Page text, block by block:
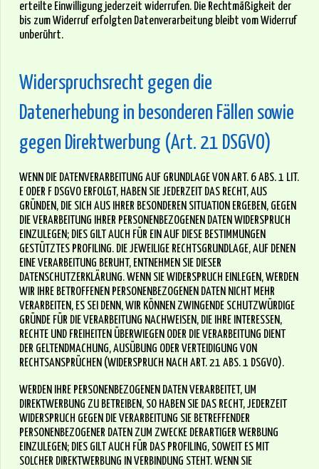
erteilte Einwilligung jederzeit widerrufen. Die Rechtmäßigkeit der
bis zum Widerruf erfolgten Datenverarbeitung bleibt vom Widerruf
unberührt.
Widerspruchsrecht gegen die
Datenerhebung in besonderen Fällen sowie
gegen Direktwerbung (Art. 21 DSGVO)
WENN DIE DATENVERARBEITUNG AUF GRUNDLAGE VON ART. 6 ABS. 1 LIT.
E ODER F DSGVO ERFOLGT, HABEN SIE JEDERZEIT DAS RECHT, AUS
GRÜNDEN, DIE SICH AUS IHRER BESONDEREN SITUATION ERGEBEN, GEGEN
DIE VERARBEITUNG IHRER PERSONENBEZOGENEN DATEN WIDERSPRUCH
EINZULEGEN; DIES GILT AUCH FÜR EIN AUF DIESE BESTIMMUNGEN
GESTÜTZTES PROFILING. DIE JEWEILIGE RECHTSGRUNDLAGE, AUF DENEN
EINE VERARBEITUNG BERUHT, ENTNEHMEN SIE DIESER
DATENSCHUTZERKLÄRUNG. WENN SIE WIDERSPRUCH EINLEGEN, WERDEN
WIR IHRE BETROFFENEN PERSONENBEZOGENEN DATEN NICHT MEHR
VERARBEITEN, ES SEI DENN, WIR KÖNNEN ZWINGENDE SCHUTZWÜRDIGE
GRÜNDE FÜR DIE VERARBEITUNG NACHWEISEN, DIE IHRE INTERESSEN,
RECHTE UND FREIHEITEN ÜBERWIEGEN ODER DIE VERARBEITUNG DIENT
DER GELTENDMACHUNG, AUSÜBUNG ODER VERTEIDIGUNG VON
RECHTSANSPRÜCHEN (WIDERSPRUCH NACH ART. 21 ABS. 1 DSGVO).
WERDEN IHRE PERSONENBEZOGENEN DATEN VERARBEITET, UM
DIREKTWERBUNG ZU BETREIBEN, SO HABEN SIE DAS RECHT, JEDERZEIT
WIDERSPRUCH GEGEN DIE VERARBEITUNG SIE BETREFFENDER
PERSONENBEZOGENER DATEN ZUM ZWECKE DERARTIGER WERBUNG
EINZULEGEN; DIES GILT AUCH FÜR DAS PROFILING, SOWEIT ES MIT
SOLCHER DIREKTWERBUNG IN VERBINDUNG STEHT. WENN SIE